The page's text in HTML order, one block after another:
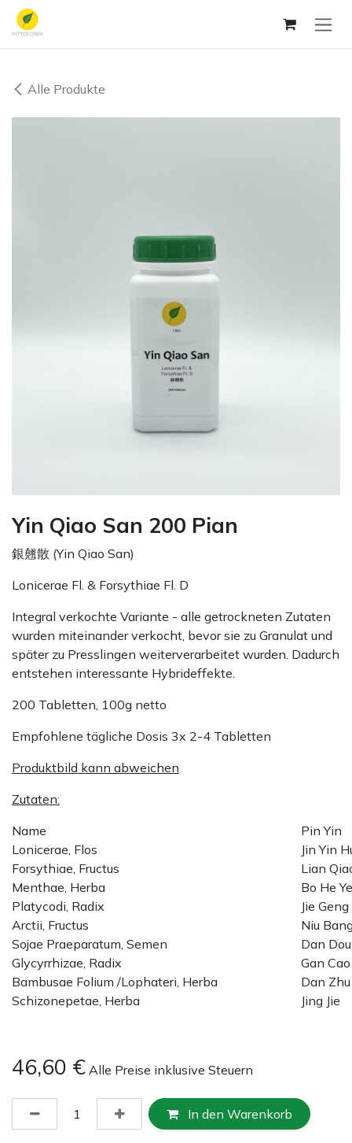
Zum Inhalt springen
Alle Produkte
Yin Qiao San 200 Pian
銀翹散 (Yin Qiao San)
Lonicerae Fl. & Forsythiae Fl. D
Integral verkochte Variante - alle getrockneten Zutaten
wurden miteinander verkocht, bevor sie zu Granulat und
später zu Presslingen weiterverarbeitet wurden. Dadurch
entstehen interessante Hybrideffekte.
200 Tabletten, 100g netto
Empfohlene tägliche Dosis 3x 2-4 Tabletten
Produktbild kann abweichen
Zutaten:
Name
Pin Yin
Lonicerae, Flos
Jin Yin
Forsythiae, Fructus
Lian
Menthae, Herba
Bo He Ye
Platycodi, Radix
Jie Geng
Arctii, Fructus
Niu
Sojae Praeparatum, Semen
Dan
Glycyrrhizae, Radix
Gan Cao
Bambusae Folium /Lophateri, Herba
Dan Zhu
Schizonepetae, Herba
Jing Jie
46,60 € Alle Preise inklusive Steuern
In den Warenkorb